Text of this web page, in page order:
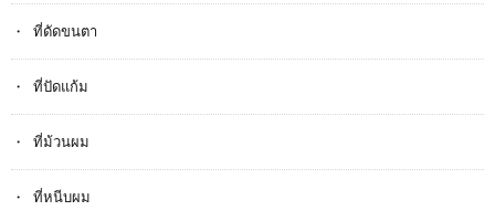
ที่ดัดขนตา
ที่ปัดแก้ม
ที่ม้วนผม
ที่หนีบผม